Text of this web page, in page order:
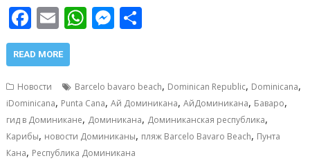
F
ac
e
b
o
o
k
E
m
ai
l
W
s
A
p
p
M
e
n
g
er
р
а
в
READ MORE
Новости Barcelo bavaro beach, Dominican Republic, Dominicana,
iDominicana, Punta Cana,Ай Доминикана,АйДоминикана, Баваро,
гид в Доминикане, Доминикана, Доминиканская республика,
Карибы, новости Доминиканы, пляж Barcelo Bavaro Beach, Пунта
Кана, Республика Доминикана